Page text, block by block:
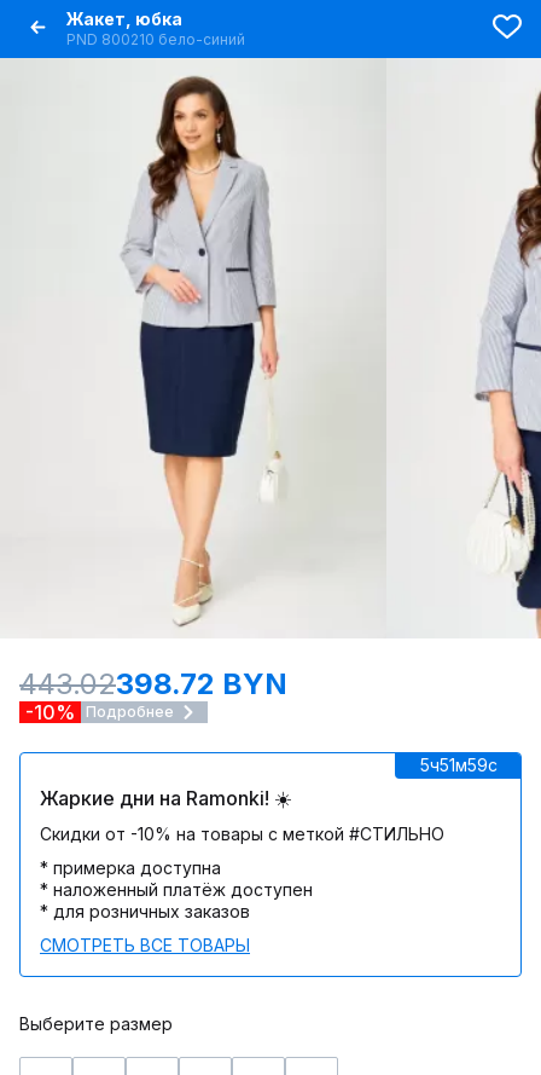
Жакет, юбка
PND 800210 бело-синий
443.02398.72 BYN
-10% Подробнее
5ч51м59c
Жаркие дни на Ramonki! ☀️
Скидки от -10% на товары с меткой #СТИЛЬНО
* примерка доступна
* наложенный платёж доступен
* для розничных заказов
СМОТРЕТЬ ВСЕ ТОВАРЫ
Выберите размер